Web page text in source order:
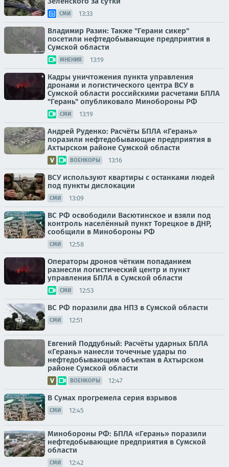
СМИ 13:33
Владимир Разин: Также "Герани сикер"
посетили нефтедобывающие предприятия в
Сумской области
МНЕНИЯ 13:19
Кадры уничтожения пункта управления
дронами и логистического центра ВСУ в
Сумской области российскими расчетами БПЛА
"Герань" опубликовало Минобороны РФ
СМИ 13:19
Андрей Руденко: Расчёты БПЛА «Герань»
поразили нефтедобывающие предприятия в
Ахтырском районе Сумской области
ВОЕНКОРЫ 13:16
ВСУ используют квартиры с останками людей
под пункты дислокации
СМИ 13:09
ВС РФ освободили Васютинское и взяли под
контроль населённый пункт Торецкое в ДНР,
сообщили в Минобороны РФ
СМИ 12:58
Операторы дронов чётким попаданием
разнесли логистический центр и пункт
управления БПЛА в Сумской области
СМИ 12:53
ВС РФ поразили два НПЗ в Сумской области
СМИ 12:51
Евгений Поддубный: Расчёты ударных БПЛА
«Герань» нанесли точечные удары по
нефтедобывающим объектам в Ахтырском
районе Сумской области
ВОЕНКОРЫ 12:47
В Сумах прогремела серия взрывов
СМИ 12:45
Минобороны РФ: БПЛА «Герань» поразили
нефтедобывающие предприятия в Сумской
области
СМИ 12:42